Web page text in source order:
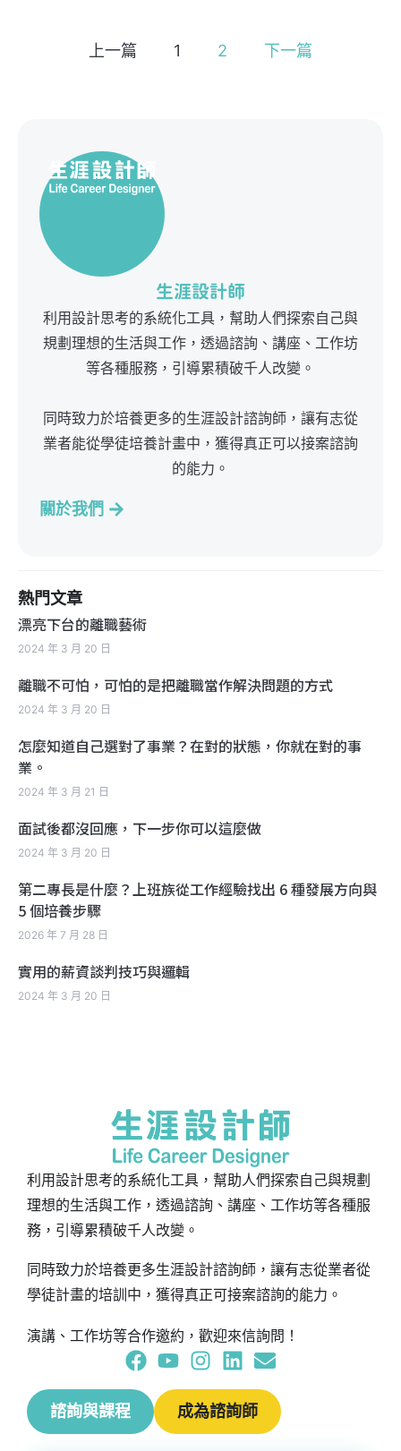
上一篇 1 2 下一篇
生涯設計師
利用設計思考的系統化工具，幫助人們探索自己與
規劃理想的生活與工作，透過諮詢、講座、工作坊
等各種服務，引導累積破千人改變。
同時致力於培養更多的生涯設計諮詢師，讓有志從
業者能從學徒培養計畫中，獲得真正可以接案諮詢
的能力。
關於我們
熱門文章
漂亮下台的離職藝術
2024 年 3 月 20 日
離職不可怕，可怕的是把離職當作解決問題的方式
2024 年 3 月 20 日
怎麼知道自己選對了事業？在對的狀態，你就在對的事
業。
2024 年 3 月 21 日
面試後都沒回應，下一步你可以這麼做
2024 年 3 月 20 日
第二專長是什麼？上班族從工作經驗找出 6 種發展方向與
5 個培養步驟
2026 年 7 月 28 日
實用的薪資談判技巧與邏輯
2024 年 3 月 20 日
利用設計思考的系統化工具，幫助人們探索自己與規劃
理想的生活與工作，透過諮詢、講座、工作坊等各種服
務，引導累積破千人改變。
同時致力於培養更多生涯設計諮詢師，讓有志從業者從
學徒計畫的培訓中，獲得真正可接案諮詢的能力。
演講、工作坊等合作邀約，歡迎來信詢問！
諮詢與課程 成為諮詢師